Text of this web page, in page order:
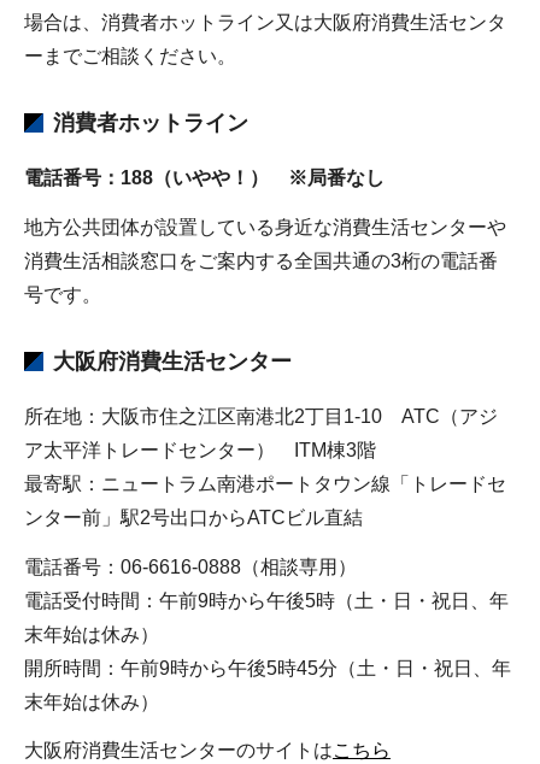
場合は、消費者ホットライン又は大阪府消費生活センタ
ーまでご相談ください。
消費者ホットライン
電話番号：188（いやや！） ※局番なし
地方公共団体が設置している身近な消費生活センターや
消費生活相談窓口をご案内する全国共通の3桁の電話番
号です。
大阪府消費生活センター
所在地：大阪市住之江区南港北2丁目1-10 ATC（アジ
ア太平洋トレードセンター） ITM棟3階
最寄駅：ニュートラム南港ポートタウン線「トレードセ
ンター前」駅2号出口からATCビル直結
電話番号：06-6616-0888（相談専用）
電話受付時間：午前9時から午後5時（土・日・祝日、年
末年始は休み）
開所時間：午前9時から午後5時45分（土・日・祝日、年
末年始は休み）
大阪府消費生活センターのサイトはこちら